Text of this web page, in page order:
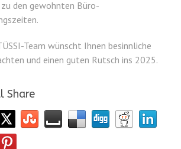
zu den gewohnten Büro-
Team wünscht Ihnen besinnliche
und einen guten Rutsch ins 2025.
Share